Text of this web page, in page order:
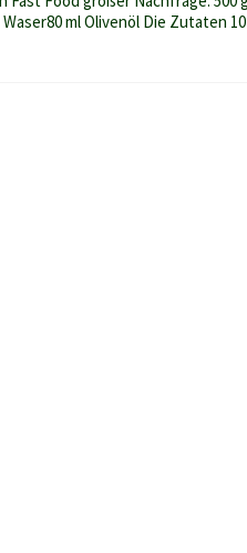
Waser80 ml Olivenöl Die Zutaten